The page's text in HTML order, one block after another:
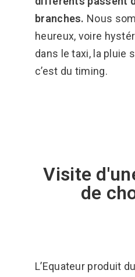
branches. Nous
heureux, voire
dans le taxi, la pluie
c’est du timing.
Visite
de
L’Equateur produit